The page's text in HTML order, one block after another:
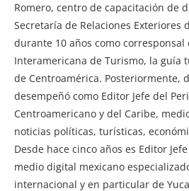
Romero, centro de capacitación de
Secretaría de Relaciones Exteriores
durante 10 años como corresponsal
Interamericana de Turismo, la guía
de Centroamérica. Posteriormente,
desempeñó como Editor Jefe del
Centroamericano y del Caribe,
noticias políticas, turísticas,
Desde hace cinco años es Editor
medio digital mexicano
internacional y en particular de